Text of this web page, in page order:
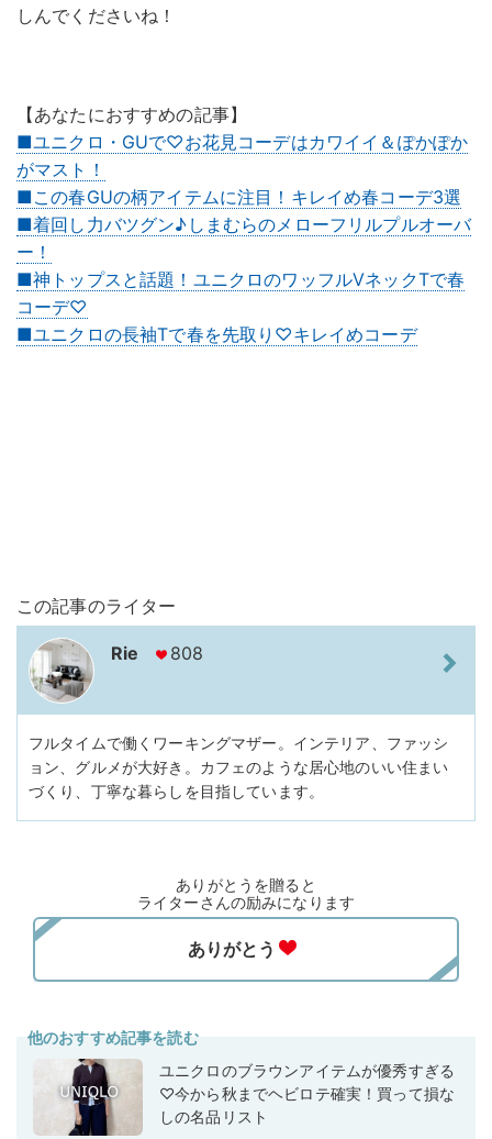
しんでくださいね！
【あなたにおすすめの記事】
■ユニクロ・GUで♡お花見コーデはカワイイ＆ぽかぽか
がマスト！
■この春GUの柄アイテムに注目！キレイめ春コーデ3選
■着回し力バツグン♪しまむらのメローフリルプルオーバ
ー！
■神トップスと話題！ユニクロのワッフルVネックTで春
コーデ♡
■ユニクロの長袖Tで春を先取り♡キレイめコーデ
この記事のライター
Rie 808
フルタイムで働くワーキングマザー。インテリア、ファッシ
ョン、グルメが大好き。カフェのような居心地のいい住まい
づくり、丁寧な暮らしを目指しています。
ありがとうを贈ると
ライターさんの励みになります
他のおすすめ記事を読む
ユニクロのブラウンアイテムが優秀すぎる
♡今から秋までヘビロテ確実！買って損な
しの名品リスト